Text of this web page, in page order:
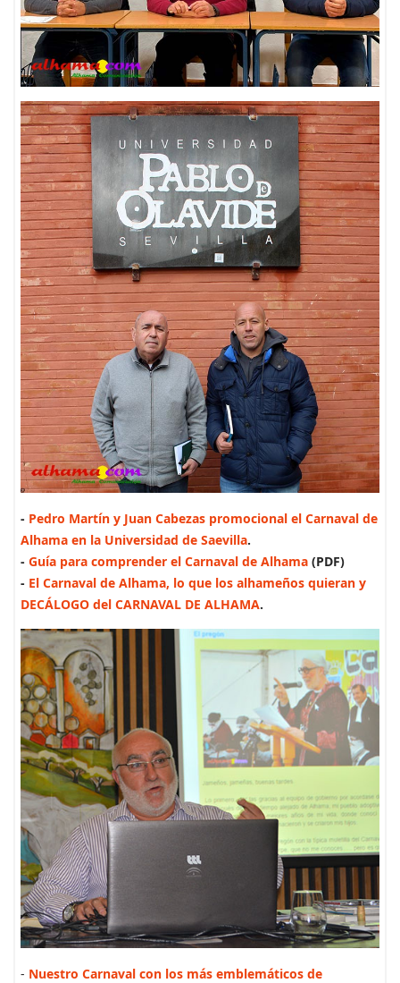
- Pedro Martín y Juan Cabezas promocional el Carnaval de
Alhama en la Universidad de Saevilla.
- Guía para comprender el Carnaval de Alhama (PDF)
- El Carnaval de Alhama, lo que los alhameños quieran y
DECÁLOGO del CARNAVAL DE ALHAMA.
- Nuestro Carnaval con los más emblemáticos de